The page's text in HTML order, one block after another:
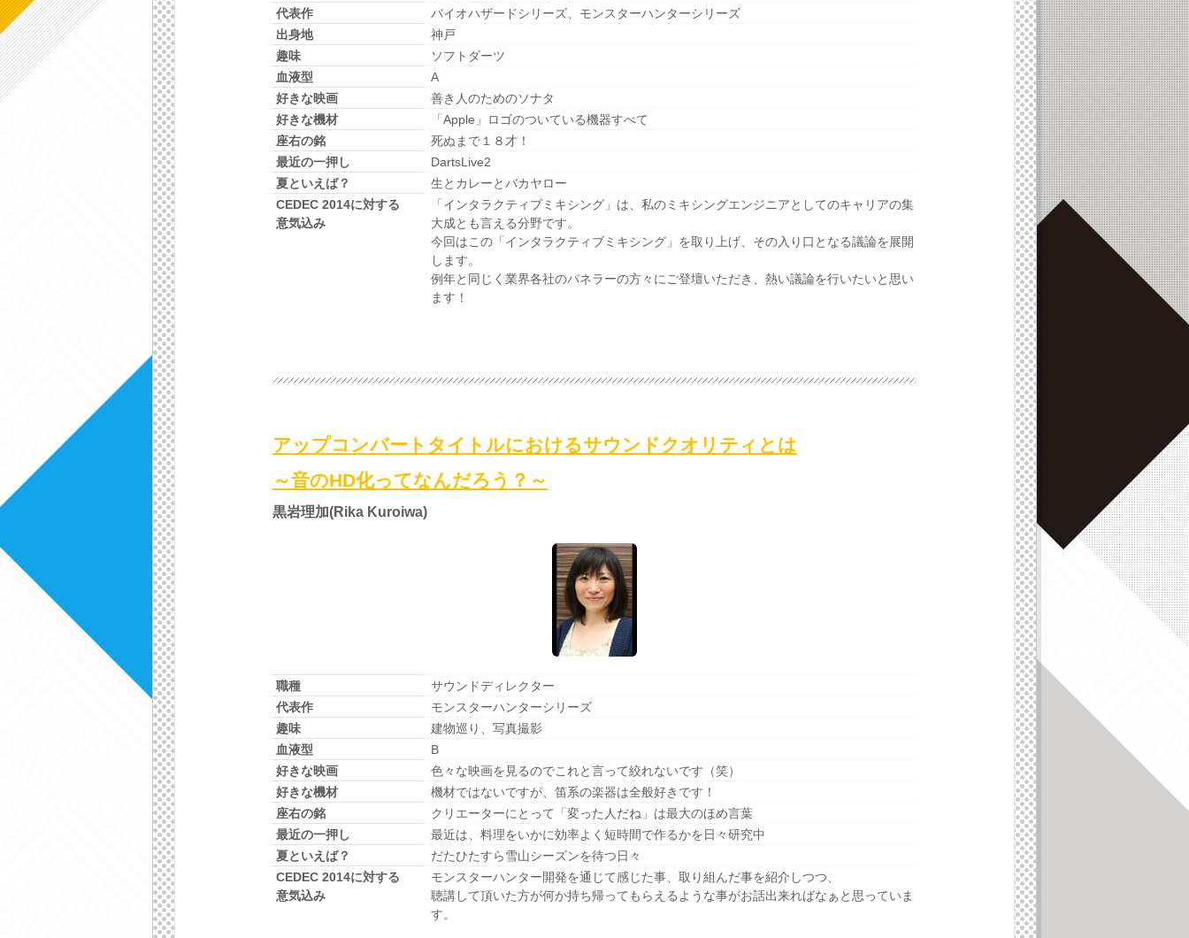
代表作
バイオハザードシリーズ、モンスターハンターシリーズ
出身地
神戸
趣味
ソフトダーツ
血液型
A
好きな映画
善き人のためのソナタ
好きな機材
「Apple」ロゴのついている機器すべて
座右の銘
死ぬまで１８才！
最近の一押し
DartsLive2
夏といえば？
生とカレーとバカヤロー
CEDEC 2014に対する
意気込み
「インタラクティブミキシング」は、私のミキシングエンジニアとしてのキャリアの集
大成とも言える分野です。
今回はこの「インタラクティブミキシング」を取り上げ、その入り口となる議論を展開
します。
例年と同じく業界各社のパネラーの方々にご登壇いただき、熱い議論を行いたいと思い
ます！
アップコンバートタイトルにおけるサウンドクオリティとは
～音のHD化ってなんだろう？～
黒岩理加(Rika Kuroiwa)
職種
サウンドディレクター
代表作
モンスターハンターシリーズ
趣味
建物巡り、写真撮影
血液型
B
好きな映画
色々な映画を見るのでこれと言って絞れないです（笑）
好きな機材
機材ではないですが、笛系の楽器は全般好きです！
座右の銘
クリエーターにとって「変った人だね」は最大のほめ言葉
最近の一押し
最近は、料理をいかに効率よく短時間で作るかを日々研究中
夏といえば？
だたひたすら雪山シーズンを待つ日々
CEDEC 2014に対する
意気込み
モンスターハンター開発を通じて感じた事、取り組んだ事を紹介しつつ、
聴講して頂いた方が何か持ち帰ってもらえるような事がお話出来ればなぁと思っていま
す。